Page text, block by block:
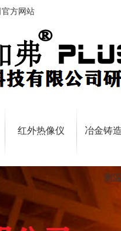
方网站
红外热像仪 冶金铸
测